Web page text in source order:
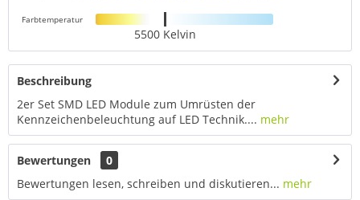
Farbtemperatur
5500 Kelvin
Beschreibung
2er Set SMD LED Module zum Umrüsten der
Kennzeichenbeleuchtung auf LED Technik.... mehr
Bewertungen
0
Bewertungen lesen, schreiben und diskutieren... mehr